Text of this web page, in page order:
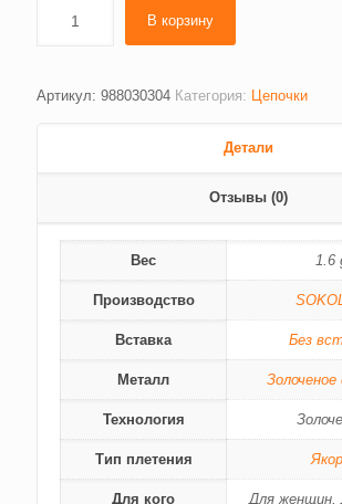
В корзину
Артикул: 988030304 Категория: Цепочки
Детали
Отзывы (0)
Вес 1.6
Производство
Вставка Без
Металл Золоченое
Технология
Тип плетения
Для кого Для женщин,